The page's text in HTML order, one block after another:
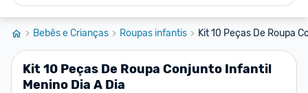
Bebês e Crianças Roupas infantis Kit 10 Peças De Roupa
Kit 10 Peças De Roupa Conjunto Infantil
Menino Dia A Dia